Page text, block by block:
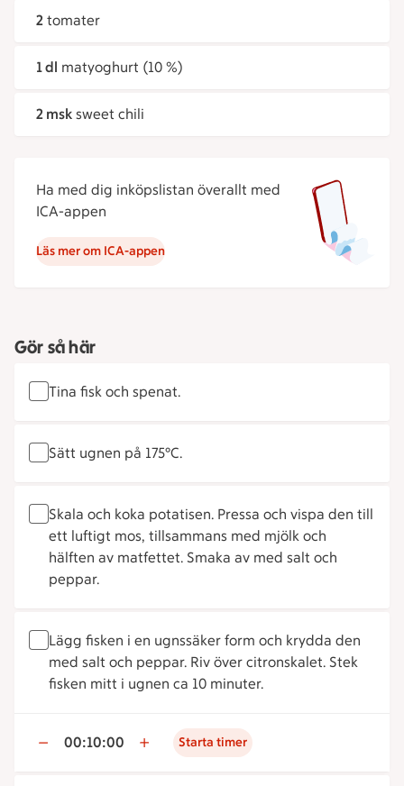
2 tomater
1 dl matyoghurt (10 %)
2 msk sweet chili
Ha med dig inköpslistan överallt med
ICA-appen
Läs mer om ICA-appen
Gör så här
Tina fisk och spenat.
Sätt ugnen på 175°C.
Skala och koka potatisen. Pressa och vispa den till
ett luftigt mos, tillsammans med mjölk och
hälften av matfettet. Smaka av med salt och
peppar.
Lägg fisken i en ugnssäker form och krydda den
med salt och peppar. Riv över citronskalet. Stek
fisken mitt i ugnen ca 10 minuter.
00:10:00 Starta timer